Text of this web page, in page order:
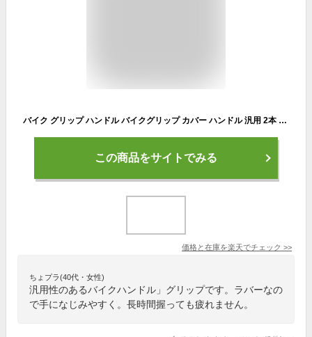
バイク グリップ ハンドル バイクグリップ カバー ハンドル 汎用 2本 左右セット 送料無料
この商品をサイトでみる
価格と在庫を楽天でチェック >>
ちょプラ(40代・女性)
汎用性のあるバイクハンドル」グリップです。ラバーなの
で手になじみやすく。長時間握っても疲れません。